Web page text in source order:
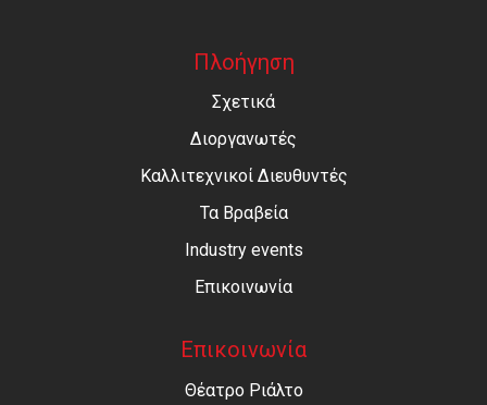
Πλοήγηση
Σχετικά
Διοργανωτές
Καλλιτεχνικοί Διευθυντές
Τα Βραβεία
Industry events
Επικοινωνία
Επικοινωνία
Θέατρο Ριάλτο